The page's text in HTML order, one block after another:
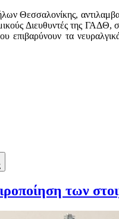
Θεσσαλονίκης,
Διευθυντές της ΓΑΔΘ,
επιβαρύνουν τα
των